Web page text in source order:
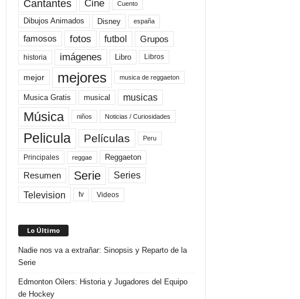
Cantantes Cine Cuento
Dibujos Animados Disney españa
famosos fotos futbol Grupos
historia imágenes Libro Libros
mejor mejores musica de reggaeton
Musica Gratis musical musicas
Música niños Noticias / Curiosidades
Pelicula Películas Peru
Principales reggae Reggaeton
Resumen Serie Series
Television tv Videos
Lo Último
Nadie nos va a extrañar: Sinopsis y Reparto de la
Serie
Edmonton Oilers: Historia y Jugadores del Equipo
de Hockey